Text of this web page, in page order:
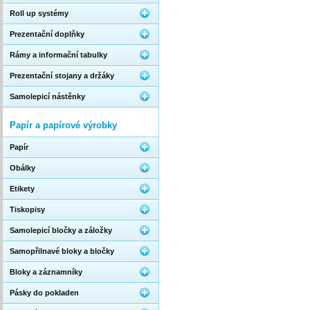
Roll up systémy
Prezentační doplňky
Rámy a informační tabulky
Prezentační stojany a držáky
Samolepicí nástěnky
Papír a papírové výrobky
Papír
Obálky
Etikety
Tiskopisy
Samolepicí bločky a záložky
Samopřilnavé bloky a bločky
Bloky a záznamníky
Pásky do pokladen